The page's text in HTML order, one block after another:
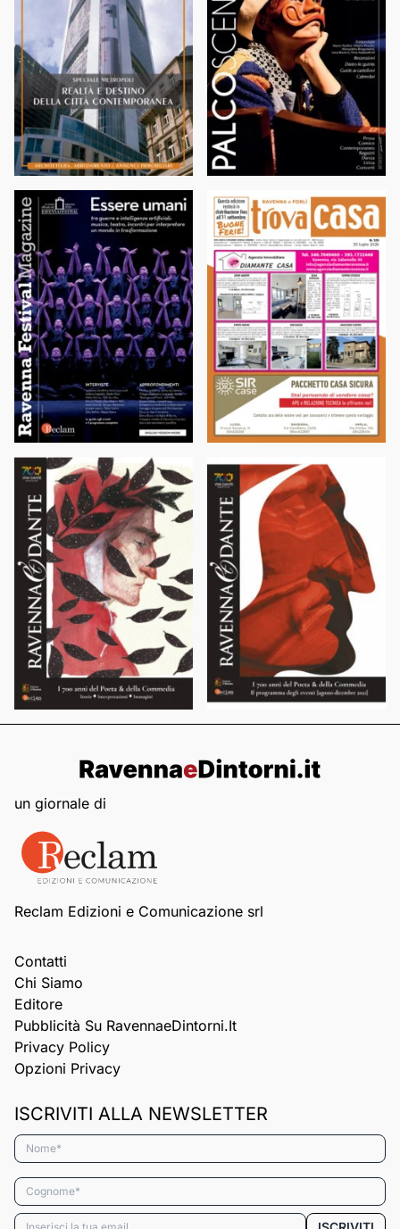
un giornale di
Reclam Edizioni e Comunicazione srl
Contatti
Chi Siamo
Editore
Pubblicità Su RavennaeDintorni.it
Privacy Policy
Opzioni Privacy
ISCRIVITI ALLA NEWSLETTER
Nome*
Cognome*
Email*